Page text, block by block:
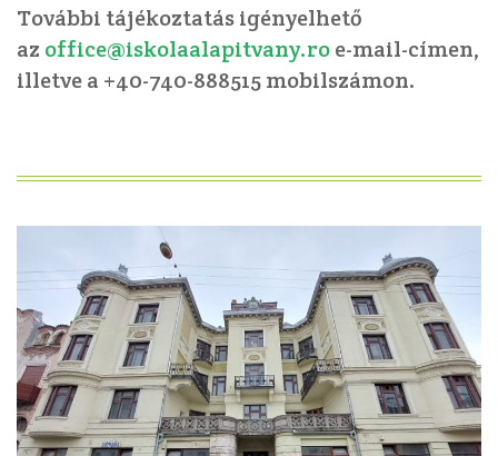
További tájékoztatás igényelhető
az office@iskolaalapitvany.roe-mail-címen,
illetve a +40-740-888515 mobilszámon.